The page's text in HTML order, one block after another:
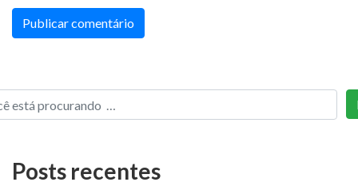
Posts recentes